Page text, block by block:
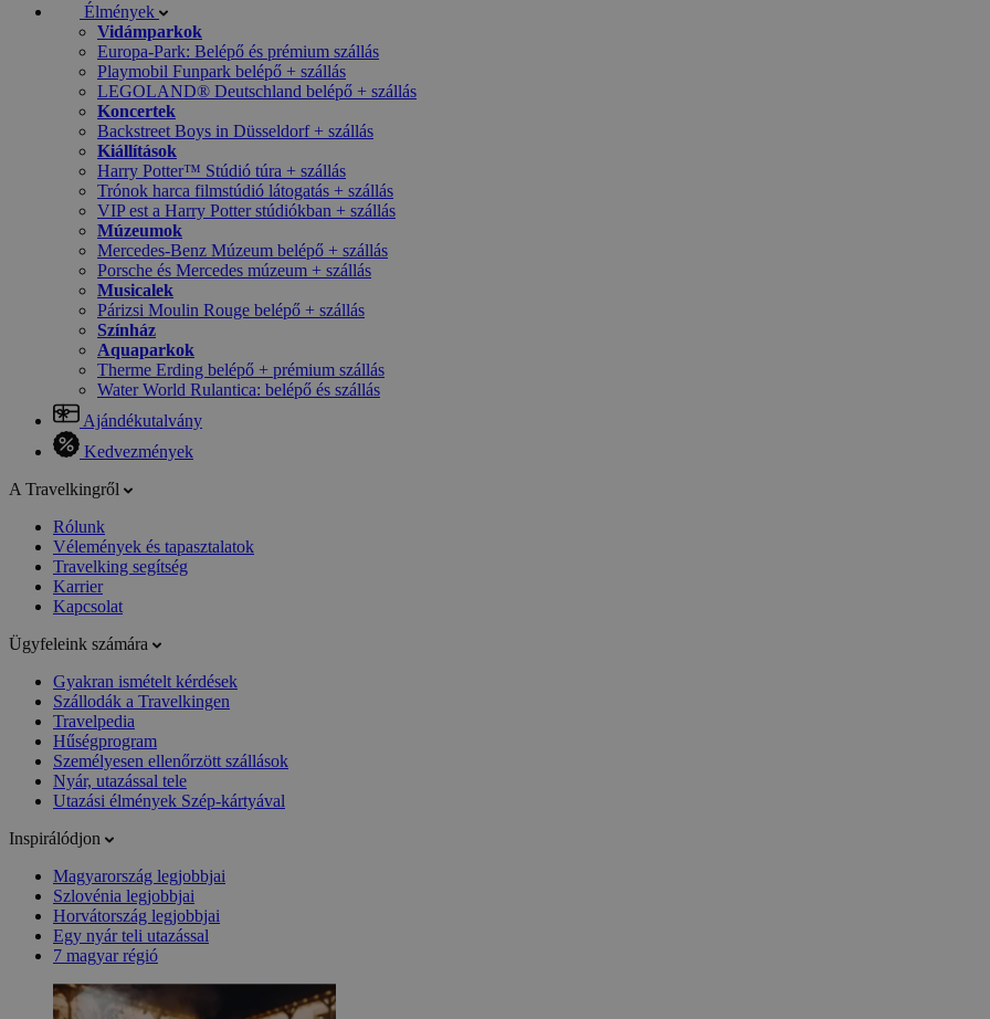
Élmények
Vidámparkok
Europa-Park: Belépő és prémium szállás
Playmobil Funpark belépő + szállás
LEGOLAND® Deutschland belépő + szállás
Koncertek
Backstreet Boys in Düsseldorf + szállás
Kiállítások
Harry Potter™ Stúdió túra + szállás
Trónok harca filmstúdió látogatás + szállás
VIP est a Harry Potter stúdiókban + szállás
Múzeumok
Mercedes-Benz Múzeum belépő + szállás
Porsche és Mercedes múzeum + szállás
Musicalek
Párizsi Moulin Rouge belépő + szállás
Színház
Aquaparkok
Therme Erding belépő + prémium szállás
Water World Rulantica: belépő és szállás
Ajándékutalvány
Kedvezmények
A Travelkingről
Rólunk
Vélemények és tapasztalatok
Travelking segítség
Karrier
Kapcsolat
Ügyfeleink számára
Gyakran ismételt kérdések
Szállodák a Travelkingen
Travelpedia
Hűségprogram
Személyesen ellenőrzött szállások
Nyár, utazással tele
Utazási élmények Szép-kártyával
Inspirálódjon
Magyarország legjobbjai
Szlovénia legjobbjai
Horvátország legjobbjai
Egy nyár teli utazással
7 magyar régió